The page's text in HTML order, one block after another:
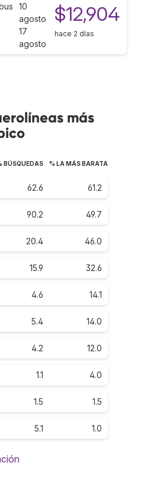
10
agosto
17
agosto
$12,904
hace 2 días
más
BÚSQUEDAS % LA MÁS BARATA
62.6 61.2
90.2 49.7
20.4 46.0
15.9 32.6
4.6 14.1
5.4 14.0
4.2 12.0
1.1 4.0
1.5 1.5
5.1 1.0